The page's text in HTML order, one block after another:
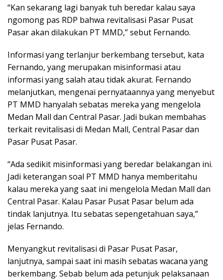
“Kan sekarang lagi banyak tuh beredar kalau saya
ngomong pas RDP bahwa revitalisasi Pasar Pusat
Pasar akan dilakukan PT MMD,” sebut Fernando.
Informasi yang terlanjur berkembang tersebut, kata
Fernando, yang merupakan misinformasi atau
informasi yang salah atau tidak akurat. Fernando
melanjutkan, mengenai pernyataannya yang menyebut
PT MMD hanyalah sebatas mereka yang mengelola
Medan Mall dan Central Pasar. Jadi bukan membahas
terkait revitalisasi di Medan Mall, Central Pasar dan
Pasar Pusat Pasar.
“Ada sedikit misinformasi yang beredar belakangan ini.
Jadi keterangan soal PT MMD hanya memberitahu
kalau mereka yang saat ini mengelola Medan Mall dan
Central Pasar. Kalau Pasar Pusat Pasar belum ada
tindak lanjutnya. Itu sebatas sepengetahuan saya,”
jelas Fernando.
Menyangkut revitalisasi di Pasar Pusat Pasar,
lanjutnya, sampai saat ini masih sebatas wacana yang
berkembang. Sebab belum ada petunjuk pelaksanaan